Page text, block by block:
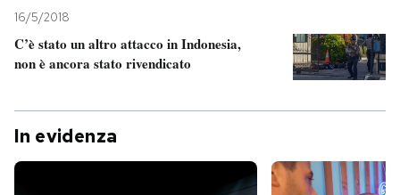
16/5/2018
C’è stato un altro attacco in Indonesia,
non è ancora stato rivendicato
In evidenza